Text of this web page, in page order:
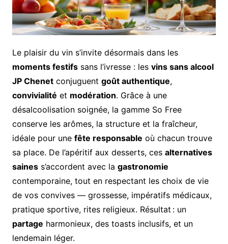
Le plaisir du vin s’invite désormais dans les
moments festifssans l’ivresse : les vins sans alcool
JP Chenetconjuguent goût authentique,
convivialité et modération. Grâce à une
désalcoolisation soignée, la gamme So Free
conserve les arômes, la structure et la fraîcheur,
idéale pour une fête responsable où chacun trouve
sa place. De l’apéritif aux desserts, ces alternatives
sainess’accordent avec la gastronomie
contemporaine, tout en respectant les choix de vie
de vos convives — grossesse, impératifs médicaux,
pratique sportive, rites religieux. Résultat : un
partage harmonieux, des toasts inclusifs, et un
lendemain léger.